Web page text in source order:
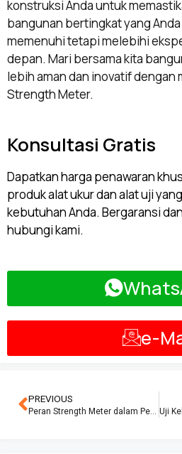
konstruksi Anda untuk
bangunan bertingkat yang
memenuhi tetapi melebihi
depan. Mari bersama kita
lebih aman dan inovatif dengan
Strength Meter.
Konsultasi Gratis
Dapatkan harga penawaran
produk alat ukur dan alat uji
kebutuhan Anda. Bergaransi
hubungi kami.
e-
PREVIOUS
Peran Strength Meter dalam Penentuan Campuran Beton